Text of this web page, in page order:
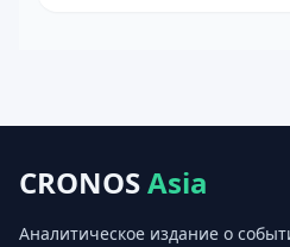
CRONOSAsia
Аналитическое издание о